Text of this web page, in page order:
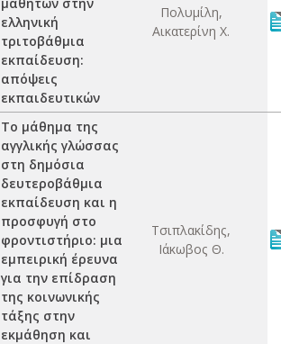
ελληνική
τριτοβάθμια
εκπαίδευση:
απόψεις
εκπαιδευτικών
Πολυμίλη,
Αικατερίνη Χ.
Το μάθημα της
αγγλικής γλώσσας
στη δημόσια
δευτεροβάθμια
εκπαίδευση και η
προσφυγή στο
φροντιστήριο: μια
εμπειρική έρευνα
για την επίδραση
της κοινωνικής
τάξης στην
εκμάθηση και
Τσιπλακίδης,
Ιάκωβος Θ.